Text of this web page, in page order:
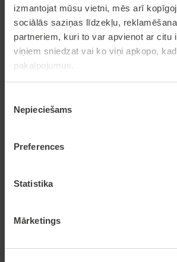
izmantojat mūsu vietni, mēs arī
sociālās saziņas līdzekļu,
partneriem, kuri to var apvienot ar citu
viņiem sniedzat vai ko viņi apkopo,
pakalpojumus.
izvēle
Nepieciešams
Preferences
Statistika
Mārketings
Pierakstīties uz
Pakalpojumi
Pieteikt bērnu pirmsskolas
Nekustamā īpašuma karte
Lapas karte
Kontakti